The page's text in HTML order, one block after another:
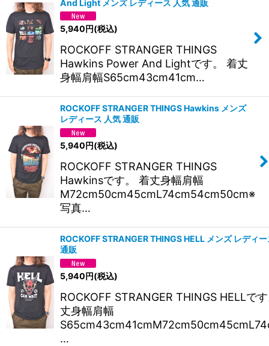
And Light メンズ レディース 人気 通販
5,940 円(税込)
ROCKOFF STRANGER THINGS
Hawkins Power And Lightです。 着丈
身幅肩幅S65cm43cm41cm…
ROCKOFF STRANGER THINGS Hawkins メンズ
レディース 人気 通販
5,940円(税込)
ROCKOFF STRANGER THINGS
Hawkinsです。 着丈身幅肩幅
M72cm50cm45cmL74cm54cm50cm※
写真…
ROCKOFF STRANGER THINGS HELL メンズ レディ
通販
5,940円(税込)
ROCKOFF STRANGER THINGS HELLで
丈身幅肩幅
…